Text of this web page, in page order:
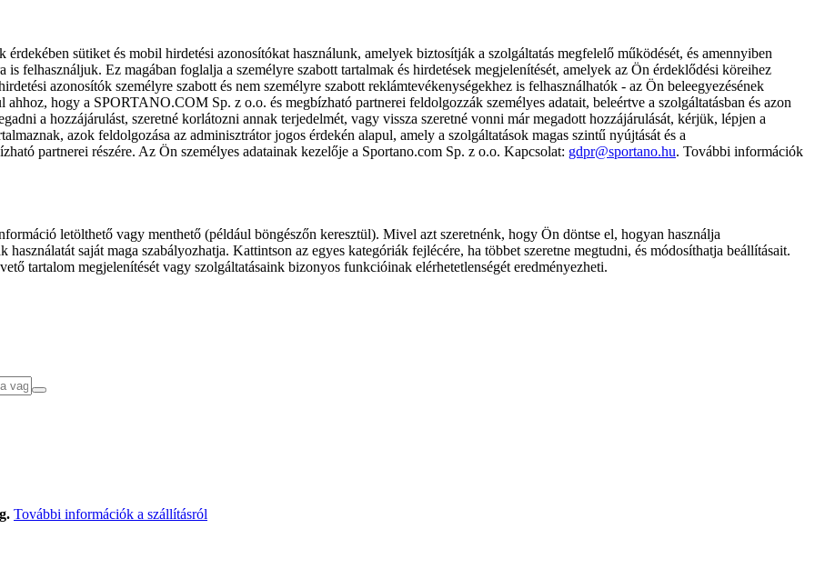
sütiket és mobil hirdetési azonosítókat használunk, amelyek biztosítják a szolgáltatás megfelelő működését, és amennyiben
is felhasználjuk. Ez magában foglalja a személyre szabott tartalmak és hirdetések megjelenítését, amelyek az Ön érdeklődési köreihez
azonosítók személyre szabott és nem személyre szabott reklámtevékenységekhez is felhasználhatók - az Ön beleegyezésének
hogy a SPORTANO.COM Sp. z o.o. és megbízható partnerei feldolgozzák személyes adatait, beleértve a szolgáltatásban és azon
a hozzájárulást, szeretné korlátozni annak terjedelmét, vagy vissza szeretné vonni már megadott hozzájárulását, kérjük, lépjen a
azok feldolgozása az adminisztrátor jogos érdekén alapul, amely a szolgáltatások magas szintű nyújtását és a
partnerei részére. Az Ön személyes adatainak kezelője a Sportano.com Sp. z o.o. Kapcsolat: gdpr@sportano.hu. További információk
letölthető vagy menthető (például böngészőn keresztül). Mivel azt szeretnénk, hogy Ön döntse el, hogyan használja
saját maga szabályozhatja. Kattintson az egyes kategóriák fejlécére, ha többet szeretne megtudni, és módosíthatja beállításait.
tartalom megjelenítését vagy szolgáltatásaink bizonyos funkcióinak elérhetetlenségét eredményezheti.
További információk a szállításról